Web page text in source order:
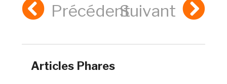
PrécédentSuivant
Articles Phares